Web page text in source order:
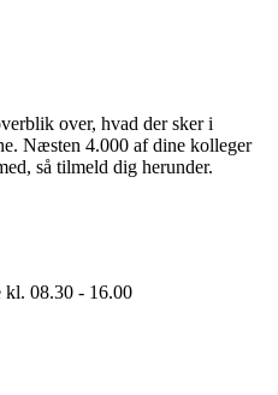
over, hvad der sker i
Næsten 4.000 af dine kolleger
så tilmeld dig herunder.
kl. 08.30 - 16.00